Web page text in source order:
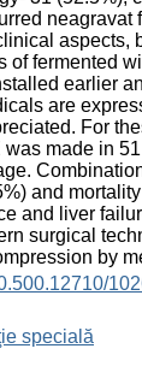
of fermented
earlier
are
For
made in
and
and liver
surgical
by
specială